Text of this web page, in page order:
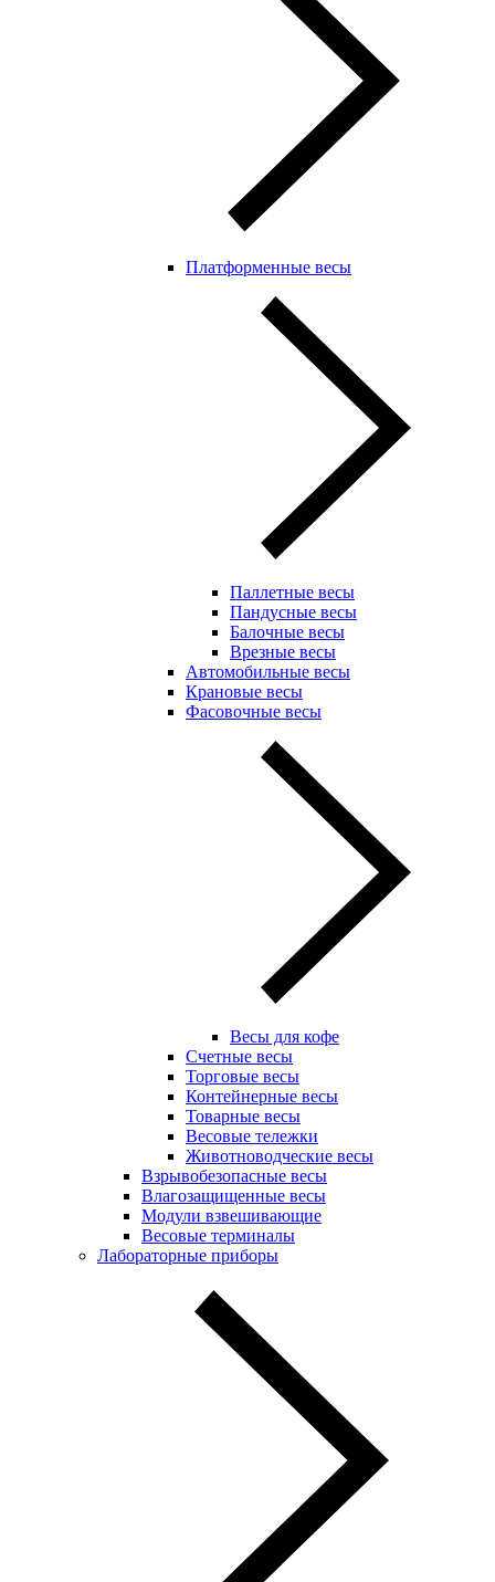
Платформенные весы
Паллетные весы
Пандусные весы
Балочные весы
Врезные весы
Автомобильные весы
Крановые весы
Фасовочные весы
Весы для кофе
Счетные весы
Торговые весы
Контейнерные весы
Товарные весы
Весовые тележки
Животноводческие весы
Взрывобезопасные весы
Влагозащищенные весы
Модули взвешивающие
Весовые терминалы
Лабораторные приборы